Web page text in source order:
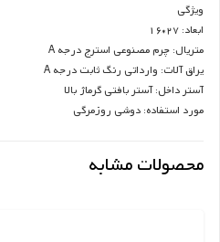
ویژگی
ابعاد: 27*16
متریال: چرم مصنوعی استرج درجه A
یراق آلات: وارداتی رنگ ثابت درجه A
آستر داخل: آستر بافتی گرماژ بالا
مورد استفاده: دوشی روزمرگی
محصولات مشابه